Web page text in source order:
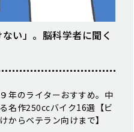
い」。脳科学者に聞く
年のライターおすすめ。中
名作250ccバイク16選【ビ
からベテラン向けまで】